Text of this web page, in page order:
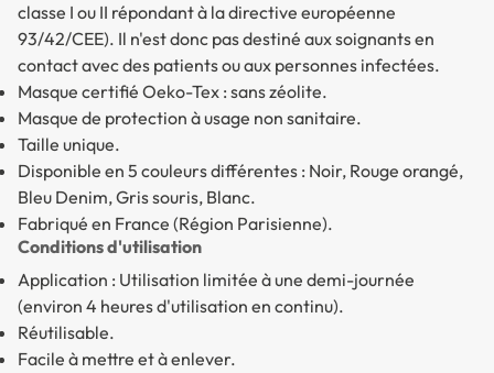
classe I ou II répondant à la directive européenne
93/42/CEE). Il n'est donc pas destiné aux soignants en
contact avec des patients ou aux personnes infectées.
Masque certifié Oeko-Tex : sans zéolite.
Masque de protection à usage non sanitaire.
Taille unique.
Disponible en 5 couleurs différentes : Noir, Rouge orangé,
Bleu Denim, Gris souris, Blanc.
Fabriqué en France (Région Parisienne).
Conditions d'utilisation
Application : Utilisation limitée à une demi-journée
(environ 4 heures d'utilisation en continu).
Réutilisable.
Facile à mettre et à enlever.